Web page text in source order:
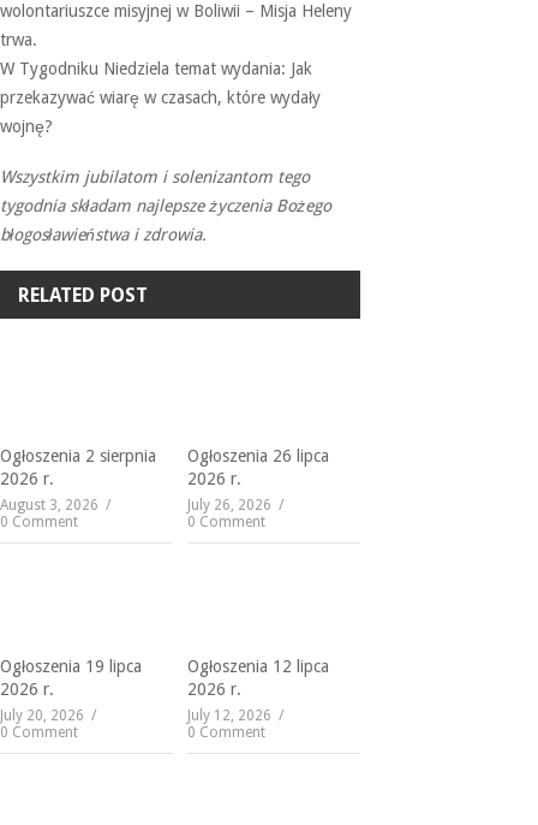
wolontariuszce misyjnej w Boliwii – Misja Heleny
trwa.
W Tygodniku Niedziela temat wydania: Jak
przekazywać wiarę w czasach, które wydały
wojnę?
Wszystkim jubilatom i solenizantom tego
tygodnia składam najlepsze życzenia Bożego
błogosławieństwa i zdrowia.
RELATED POST
Ogłoszenia 2 sierpnia
2026 r.
August 3, 2026
0 Comment
Ogłoszenia 26 lipca
2026 r.
July 26, 2026
0 Comment
Ogłoszenia 19 lipca
2026 r.
July 20, 2026
0 Comment
Ogłoszenia 12 lipca
2026 r.
July 12, 2026
0 Comment